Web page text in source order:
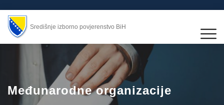
Središnje izborno povjerenstvo BiH
Međunarodne organizacije